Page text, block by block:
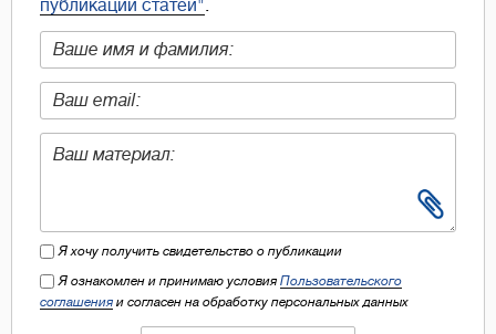
публикации статей"
Я хочу получить свидетельство о публикации
Я ознакомлен и принимаю условия Пользовательского
соглашения и согласен на обработку персональных данных